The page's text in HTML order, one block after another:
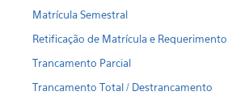
Matrícula Semestral
Retificação de Matrícula e Requerimento
Trancamento Parcial
Trancamento Total / Destrancamento